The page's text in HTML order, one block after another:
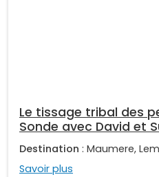
Le tissage tribal des
Sonde avec David et
Destination : Maumere,
Savoir plus